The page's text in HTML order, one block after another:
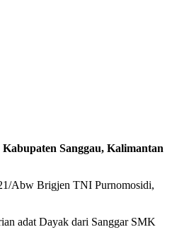
Sanggau, Kalimantan
Abw Brigjen TNI Purnomosidi,
adat Dayak dari Sanggar SMK